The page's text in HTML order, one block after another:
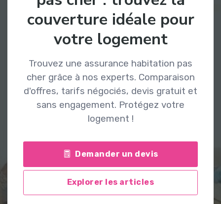
couverture idéale pour
votre logement
Trouvez une assurance habitation pas
cher grâce à nos experts. Comparaison
d'offres, tarifs négociés, devis gratuit et
sans engagement. Protégez votre
logement !
Demander un devis
Explorer les articles